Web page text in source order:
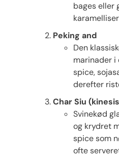
bages eller
Peking and
Den
marinader i
spice,
derefter
Char Siu
Svinekød
og krydret
spice som
ofte